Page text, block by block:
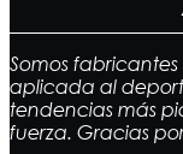
Somos
aplicada al
tendencias más
fuerza. Gracias